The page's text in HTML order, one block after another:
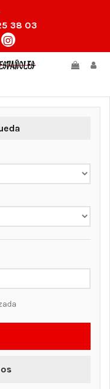
38 03